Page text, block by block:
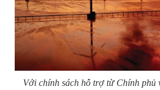
Với chính sách hỗ trợ từ Chính phủ